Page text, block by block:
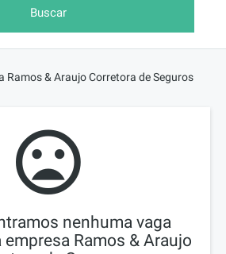
Buscar
Ramos & Araujo Corretora de Seguros
nenhuma vaga
empresa Ramos & Araujo